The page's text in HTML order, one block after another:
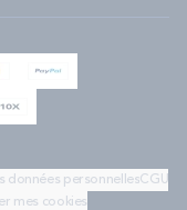
données personnellesCGU
mes cookies